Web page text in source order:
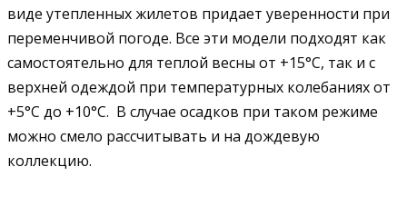
виде утепленных жилетов придает уверенности при
переменчивой погоде. Все эти модели подходят как
самостоятельно для теплой весны от +15°C, так и с
верхней одеждой при температурных колебаниях от
+5°C до +10°C. В случае осадков при таком режиме
можно смело рассчитывать и на дождевую
коллекцию.